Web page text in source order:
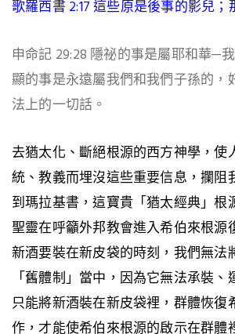
歌羅西書 2:17 這些原是後事的影兒；
申命記 29:28 隱祕的事是屬耶和華─
顯的事是永遠屬我們和我們子孫的，
法上的一切話。
去猶太化、斷絕根源的西方神學，使
統、教義而埋沒這些重要信息，攔阻
到瑪拉基書，這寶貴「猶太經典」根
聖靈在呼籲外邦教會進入希伯來根源
新酒要裝在新皮袋的時刻，我們無法
「舊體制」當中，因為它無法承裝
只能將新酒裝在新皮袋裡，群體恢復
作，才能使希伯來根源的啟示在群體